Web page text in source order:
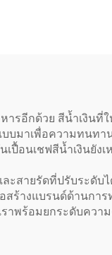
ารอีกด้วย สีน้ำเงิน
บบมาเพื่อความทนท
ปื้อนเชฟสีน้ำเงินยัง
ะสายรัดที่ปรับระดับ
ร้างแบรนด์ด้านกา
าพร้อมยกระดับคว